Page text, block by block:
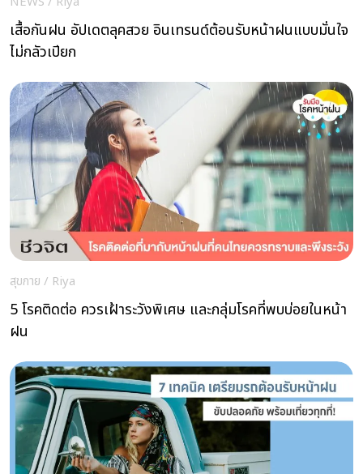
เสื้อกันฝน อัปเดตลุคสวย ​อินเทรนด์ต้อนรับหน้าฝนแบบมั่นใจ​
ไม่กลัวเปียก
สุขกาย / Riya
5 โรคติดต่อ ควรเฝ้าระวังพิเศษ และกลุ่มโรคที่พบบ่อยในหน้า
ฝน